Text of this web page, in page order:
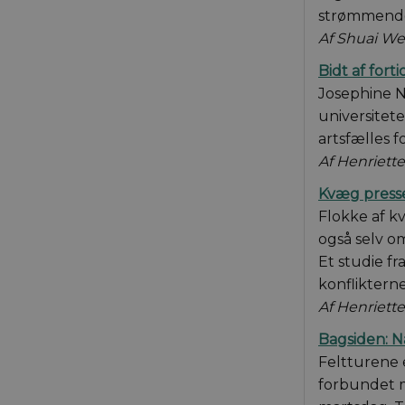
Af Shuai
Bidt af
Josephine
artsfælles
Af
Kvæg
Flokke af
også selv
Et studie
Af
Bagsiden:
Feltturene
forbundet
__cf_bm
Navn /
nmstat
Navn
__Secure-YNID
YSC
Navn
__Secure-
__Secure-
__Secure-